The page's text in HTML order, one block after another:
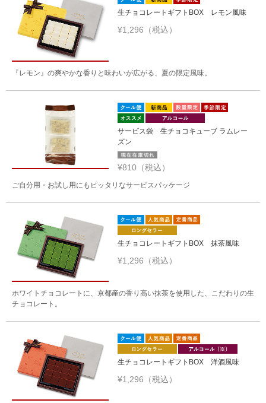
生チョコレートギフトBOX レモン風味
¥1,296（税込）
『レモン』の爽やかな香りと味わいが広がる、夏の限定風味。
サービス袋 生チョコキューブ ラムレー
ズン
¥810（税込）
ご自分用・お試し用にもピッタリなサービスパッケージ
生チョコレートギフトBOX 抹茶風味
¥1,296（税込）
ホワイトチョコレートに、京都産の香り高い抹茶を使用した、こだわりの生
チョコレート。
生チョコレートギフトBOX 洋酒風味
¥1,296（税込）